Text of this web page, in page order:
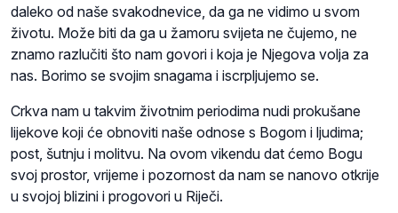
daleko od naše svakodnevice, da ga ne vidimo u svom
životu. Može biti da ga u žamoru svijeta ne čujemo, ne
znamo razlučiti što nam govori i koja je Njegova volja za
nas. Borimo se svojim snagama i iscrpljujemo se.
Crkva nam u takvim životnim periodima nudi prokušane
lijekove koji će obnoviti naše odnose s Bogom i ljudima;
post, šutnju i molitvu. Na ovom vikendu dat ćemo Bogu
svoj prostor, vrijeme i pozornost da nam se nanovo otkrije
u svojoj blizini i progovori u Riječi.